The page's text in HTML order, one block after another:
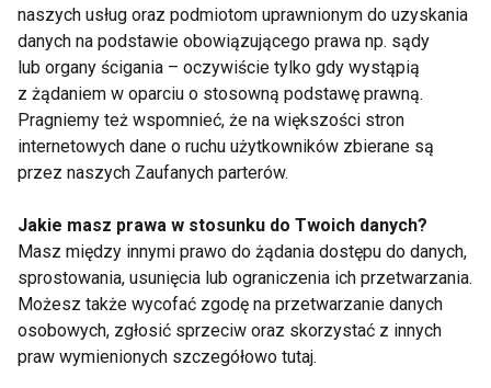
Internet inspiruje, ale nie zastąpi wiedzy
specjalistów
TikTok i inne media społecznościowe są świetnym
źródłem kulinarnych inspiracji czy pomysłów na
aktywność. Kiedy jednak pojawiają się porady
dotyczące zdrowia, warto zachować ostrożność.
w przypadku dobroczynnego działania likopenu – nie
oznacza to, że można wyciągać z niej daleko idące
wnioski.
Arbuz świetnie sprawdzi się jako zdrowa przekąska
naszych usług oraz podmiotom uprawnionym do uzyskania
danych na podstawie obowiązującego prawa np. sądy
lub organy ścigania – oczywiście tylko gdy wystąpią
z żądaniem w oparciu o stosowną podstawę prawną.
Pragniemy też wspomnieć, że na większości stron
internetowych dane o ruchu użytkowników zbierane są
przez naszych Zaufanych parterów.
Jakie masz prawa w stosunku do Twoich danych?
Masz między innymi prawo do żądania dostępu do danych,
sprostowania, usunięcia lub ograniczenia ich przetwarzania.
Możesz także wycofać zgodę na przetwarzanie danych
osobowych, zgłosić sprzeciw oraz skorzystać z innych
praw wymienionych szczegółowo tutaj.